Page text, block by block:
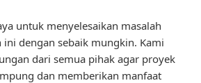
untuk menyelesaikan masalah
ini dengan sebaik mungkin. Kami
dari semua pihak agar proyek
dan memberikan manfaat